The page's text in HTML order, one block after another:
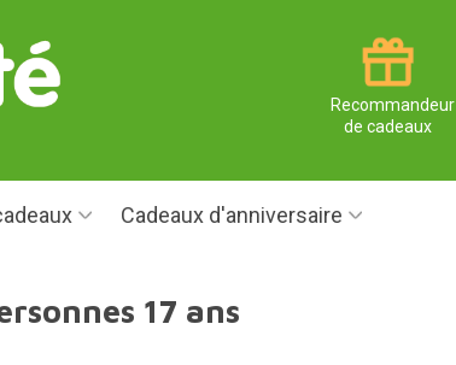
Recommandeur
de cadeaux
Cadeaux d'anniversaire
17 ans